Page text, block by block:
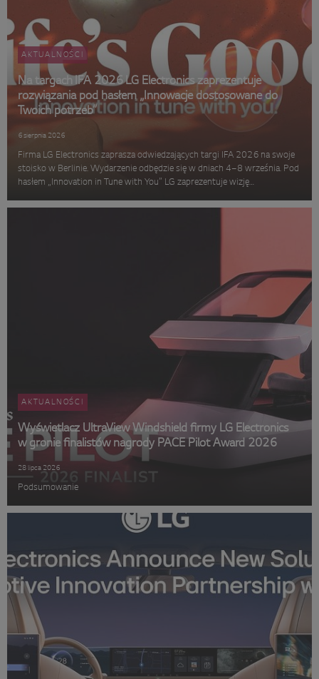
AKTUALNOŚCI
Na targach IFA 2026 LG Electronics zaprezentuje
rozwiązania pod hasłem „Innowacje dostosowane do
Twoich potrzeb”
6 sierpnia 2026
Firma LG Electronics zaprasza odwiedzających targi IFA 2026 na swoje
stoisko w Berlinie. Wydarzenie odbędzie się w dniach 4–8 września. Pod
hasłem „Innovation in Tune with You” LG zaprezentuje wizję
rozwi...
AKTUALNOŚCI
Wyświetlacz UltraView Windshield firmy LG Electronics
w gronie finalistów nagrody PACE Pilot Award 2026
28 lipca 2026
Podsumowanie